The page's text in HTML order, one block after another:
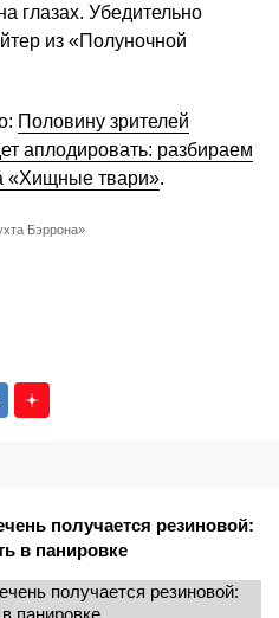
глазах. Убедительно
из «Полуночной
Половину зрителей
аплодировать: разбираем
«Хищные твари».
Бэррона»
получается резиновой:
в панировке